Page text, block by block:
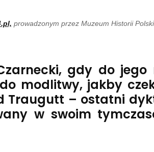
prowadzonym przez Muzeum Historii
gdy do jego
do modlitwy, jakby
Traugutt – ostatni
w swoim